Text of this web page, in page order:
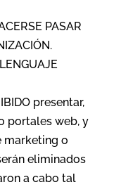
PASAR
presentar,
portales web, y
marketing o
eliminados
a cabo tal